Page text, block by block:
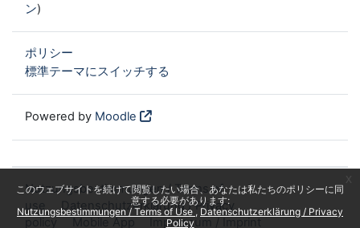
このウェブサイトを続けて閲覧したい場合、あなたは私たちのポリシーに同
意する必要があります:
Nutzungsbestimmungen / Terms of Use
Datenschutzerklärung / Privacy
Policy
ン)
ポリシー
標準テーマにスイッチする
Powered by Moodle
Nutzungsbestimmungen / Terms of
use
Datenschutzerklärung / Privacy
policy
Mobile App Impressum / Imprint